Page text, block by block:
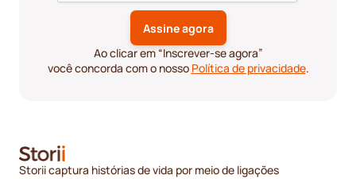
Ao clicar em “Inscrever-se agora”
você concorda com o nosso Política de privacidade.
Storii captura histórias de vida por meio de ligações